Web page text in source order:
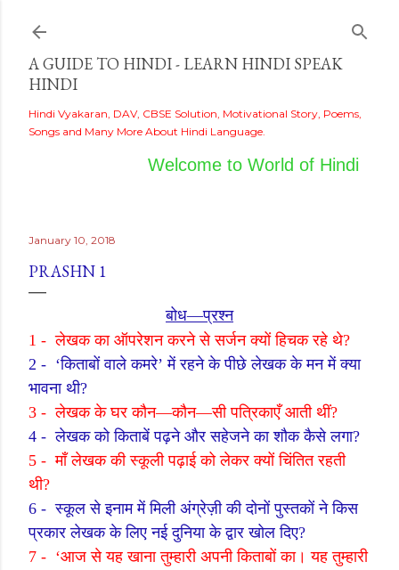
A GUIDE TO HINDI - LEARN HINDI SPEAK
HINDI
Hindi Vyakaran, DAV, CBSE Solution, Motivational Story, Poems,
Songs and Many More About Hindi Language.
Welcome to World of Hindi
January 10, 2018
PRASHN 1
बोध—प्रश्न
1 - लेखक का ऑपरेशन करने से सर्जन क्यों हिचक रहे थे?
2 - ‘किताबों वाले कमरे’में रहने के पीछे लेखक के मन में क्या
भावना थी?
3 - लेखक के घर कौन—कौन—सी पत्रिकाएँ आती थीं?
4 - लेखक को किताबें पढ़ने और सहेजने का शौक कैसे लगा?
5 - माँ लेखक की स्कूली पढ़ाई को लेकर क्यों चिंतित रहती
थी?
6 - स्कूल से इनाम में मिली अंग्रेज़ी की दोनों पुस्तकों ने किस
प्रकार लेखक के लिए नई दुनिया के द्वार खोल दिए?
7 - ‘आज से यह खाना तुम्हारी अपनी किताबों का। यह तुम्हारी